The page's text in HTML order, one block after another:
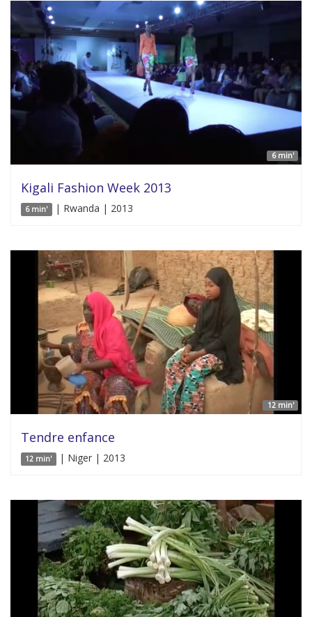
6 min'
Kigali Fashion Week 2013
6 min' | Rwanda | 2013
12 min'
Tendre enfance
12 min' | Niger | 2013